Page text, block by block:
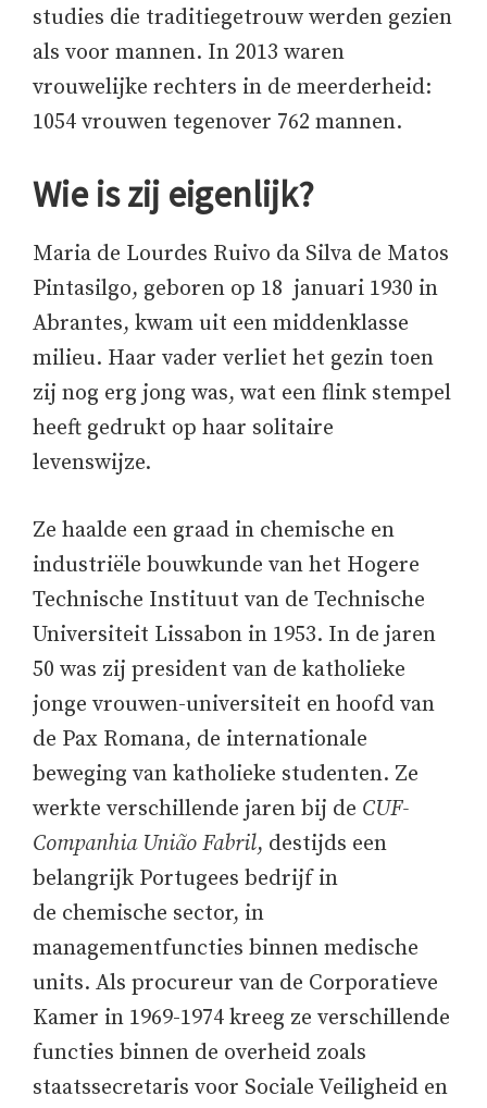
studies die traditiegetrouw werden gezien
als voor mannen. In 2013 waren
vrouwelijke rechters in de meerderheid:
1054 vrouwen tegenover 762 mannen.
Wie is zij eigenlijk?
Maria de Lourdes Ruivo da Silva de Matos
Pintasilgo, geboren op 18 januari 1930 in
Abrantes, kwam uit een middenklasse
milieu. Haar vader verliet het gezin toen
zij nog erg jong was, wat een flink stempel
heeft gedrukt op haar solitaire
levenswijze.
Ze haalde een graad in chemische en
industriële bouwkunde van het Hogere
Technische Instituut van de Technische
Universiteit Lissabon in 1953. In de jaren
50 was zij president van de katholieke
jonge vrouwen-universiteit en hoofd van
de Pax Romana, de internationale
beweging van katholieke studenten. Ze
werkte verschillende jaren bij de CUF-
Companhia União Fabril, destijds een
belangrijk Portugees bedrijf in
de chemische sector, in
managementfuncties binnen medische
units. Als procureur van de Corporatieve
Kamer in 1969-1974 kreeg ze verschillende
functies binnen de overheid zoals
staatssecretaris voor Sociale Veiligheid en